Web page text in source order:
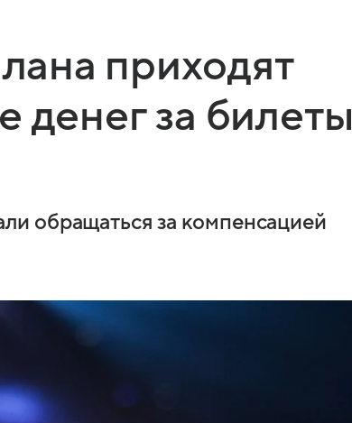
приходят
денег за билеты
обращаться за компенсацией